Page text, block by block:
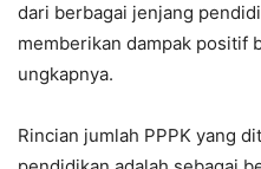
dari berbagai jenjang
memberikan dampak positif
ungkapnya.
Rincian jumlah PPPK yang